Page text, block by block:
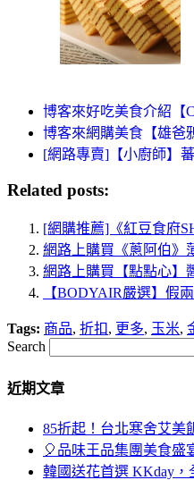
博客來好吃美食介紹【
博客來網購美食【雄爸
[網路專賣]【小廚師】
Related posts:
[網購推薦]《紅豆食府
網路上購買《蔥阿伯》
網路上購買【點點心】
【BODYAIR嚴選】假
Tags: 商品, 折扣 , 更多, 玉米,
Search
近期文章
85折起！台北寒舍艾美
🎈品味王品集團美食盛
韓國送花首選 KKday，